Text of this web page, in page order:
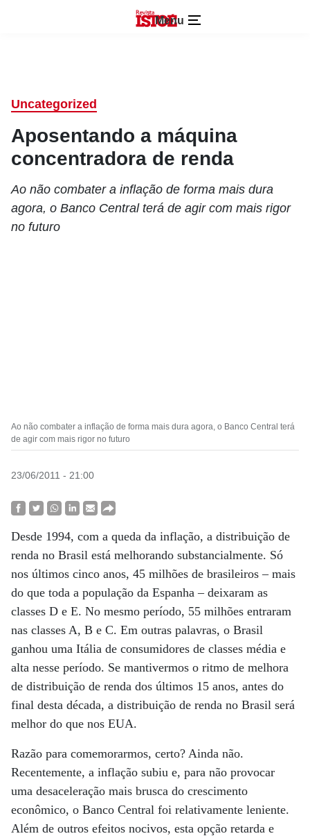
Menu
Uncategorized
Aposentando a máquina
concentradora de renda
Ao não combater a inflação de forma mais dura
agora, o Banco Central terá de agir com mais rigor
no futuro
Ao não combater a inflação de forma mais dura agora, o Banco Central terá
de agir com mais rigor no futuro
23/06/2011 - 21:00
Desde 1994, com a queda da inflação, a distribuição de
renda no Brasil está melhorando substancialmente. Só
nos últimos cinco anos, 45 milhões de brasileiros – mais
do que toda a população da Espanha – deixaram as
classes D e E. No mesmo período, 55 milhões entraram
nas classes A, B e C. Em outras palavras, o Brasil
ganhou uma Itália de consumidores de classes média e
alta nesse período. Se mantivermos o ritmo de melhora
de distribuição de renda dos últimos 15 anos, antes do
final desta década, a distribuição de renda no Brasil será
melhor do que nos EUA.
Razão para comemorarmos, certo? Ainda não.
Recentemente, a inflação subiu e, para não provocar
uma desaceleração mais brusca do crescimento
econômico, o Banco Central foi relativamente leniente.
Além de outros efeitos nocivos, esta opção retarda e